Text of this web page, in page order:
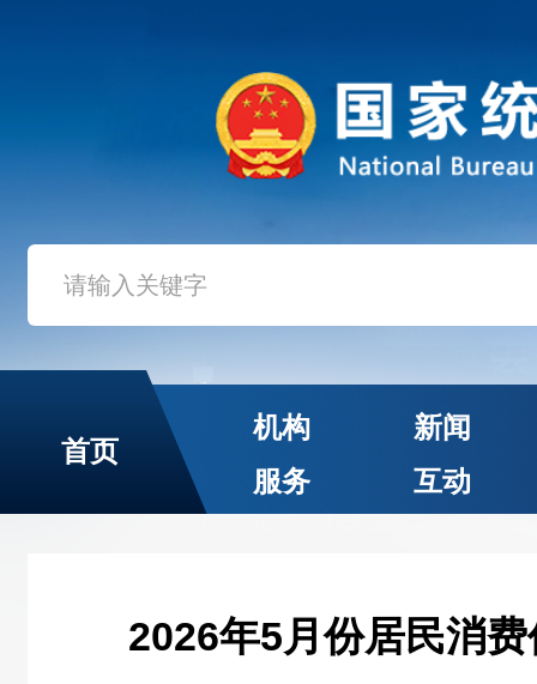
首页
机构
新闻
服务
互动
2026年5月份居民消